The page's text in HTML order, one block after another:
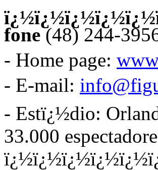
fone(48) 244-
- Home page:
- E-mail:
- Estï¿½dio:
33.000